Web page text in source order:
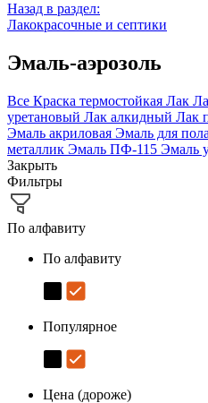
Назад в раздел:
Лакокрасочные и септики
Эмаль-аэрозоль
Все Краска термостойкая Лак
уретановый Лак алкидный Лак
Эмаль акриловая Эмаль для пола
металлик Эмаль ПФ-115 Эмаль
Закрыть
Фильтры
По алфавиту
По алфавиту
Популярное
Цена (дороже)